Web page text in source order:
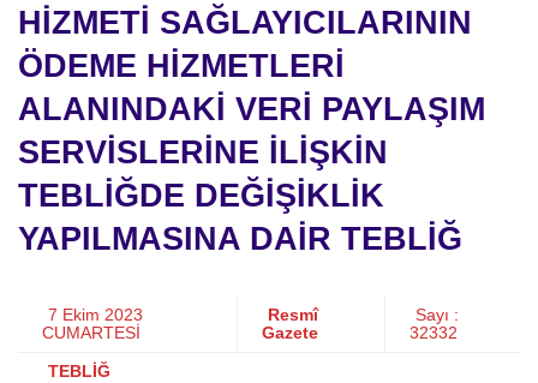
HİZMETİ SAĞLAYICILARININ
ÖDEME HİZMETLERİ
ALANINDAKİ VERİ PAYLAŞIM
SERVİSLERİNE İLİŞKİN
TEBLİĞDE DEĞİŞİKLİK
YAPILMASINA DAİR TEBLİĞ
7 Ekim 2023
CUMARTESİ
Resmî
Gazete
Sayı :
32332
TEBLİĞ